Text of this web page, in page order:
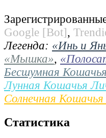
Google [Bot],
Легенда: «Инь и
«Мышка»,
Бесшумная
Лунная Кошачья
Солнечная
Статистика